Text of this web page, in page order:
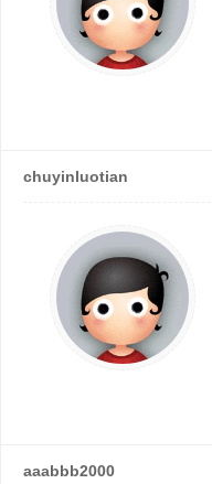
chuyinluotian
aaabbb2000